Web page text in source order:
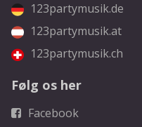
123partymusik.de
123partymusik.at
123partymusik.ch
Følg os her
Facebook